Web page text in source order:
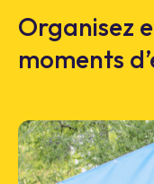
Organisez
moments